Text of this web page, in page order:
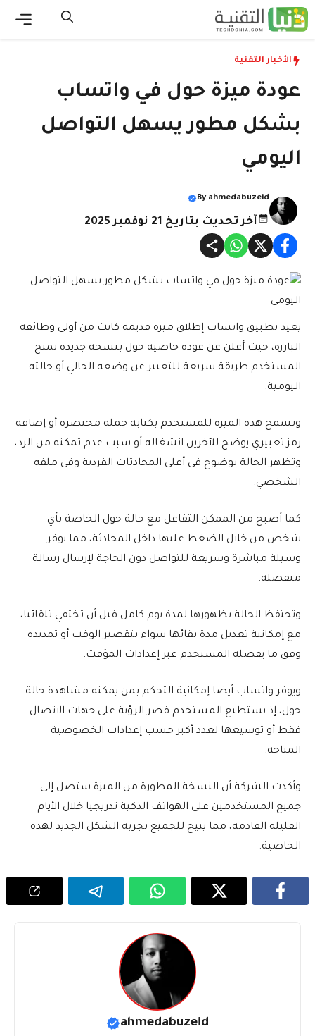
انتقل
إلى
الأخبار التقنية
عودة ميزة حول في واتساب
بشكل مطور يسهل التواصل
اليومي
By ahmedabuzeid
آخر تحديث بتاريخ 21 نوفمبر 2025
يعيد تطبيق واتساب إطلاق ميزة قديمة كانت من أولى وظائفه
البارزة، حيث أعلن عن عودة خاصية حول بنسخة جديدة تمنح
المستخدم طريقة سريعة للتعبير عن وضعه الحالي أو حالته
اليومية.
وتسمح هذه الميزة للمستخدم بكتابة جملة مختصرة أو إضافة
رمز تعبيري يوضح للآخرين انشغاله أو سبب عدم تمكنه من الرد،
وتظهر الحالة بوضوح في أعلى المحادثات الفردية وفي ملفه
الشخصي.
كما أصبح من الممكن التفاعل مع حالة حول الخاصة بأي
شخص من خلال الضغط عليها داخل المحادثة، مما يوفر
وسيلة مباشرة وسريعة للتواصل دون الحاجة لإرسال رسالة
منفصلة.
وتحتفظ الحالة بظهورها لمدة يوم كامل قبل أن تختفي تلقائيا،
مع إمكانية تعديل مدة بقائها سواء بتقصير الوقت أو تمديده
وفق ما يفضله المستخدم عبر إعدادات المؤقت.
ويوفر واتساب أيضا إمكانية التحكم بمن يمكنه مشاهدة حالة
حول، إذ يستطيع المستخدم قصر الرؤية على جهات الاتصال
فقط أو توسيعها لعدد أكبر حسب إعدادات الخصوصية
المتاحة.
وأكدت الشركة أن النسخة المطورة من الميزة ستصل إلى
جميع المستخدمين على الهواتف الذكية تدريجيا خلال الأيام
القليلة القادمة، مما يتيح للجميع تجربة الشكل الجديد لهذه
الخاصية.
ahmedabuzeid